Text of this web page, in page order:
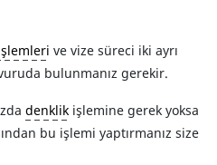
ve vize süreci iki ayrı
bulunmanız gerekir.
denklik işlemine gerek yoksa
bu işlemi yaptırmanız size